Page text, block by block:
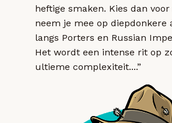
heftige smaken. Kies dan
neem je mee op diepdonkere
langs Porters en Russian
Het wordt een intense rit op
ultieme complexiteit....”